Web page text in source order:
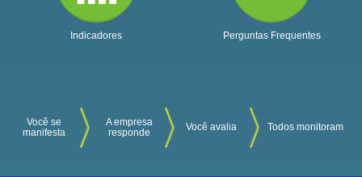
Indicadores Perguntas Frequentes
Você se
manifesta
A empresa
responde
Você avalia Todos monitoram